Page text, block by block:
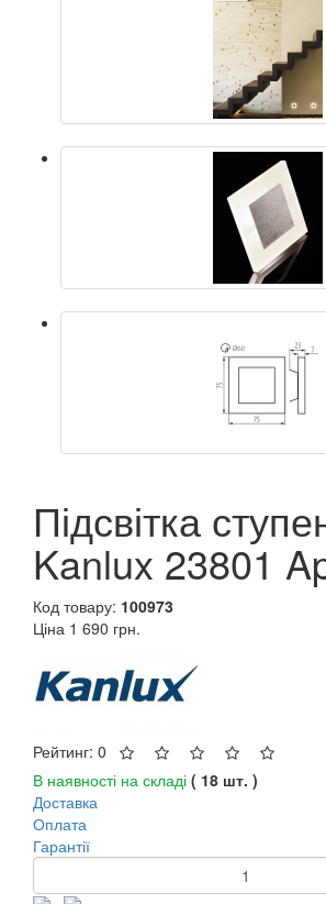
Підсвітка
Kanlux 23801
Код товару: 100973
Ціна 1 690 грн.
Рейтинг: 0
В наявності на складі ( 18 шт. )
Доставка
Оплата
Гарантії